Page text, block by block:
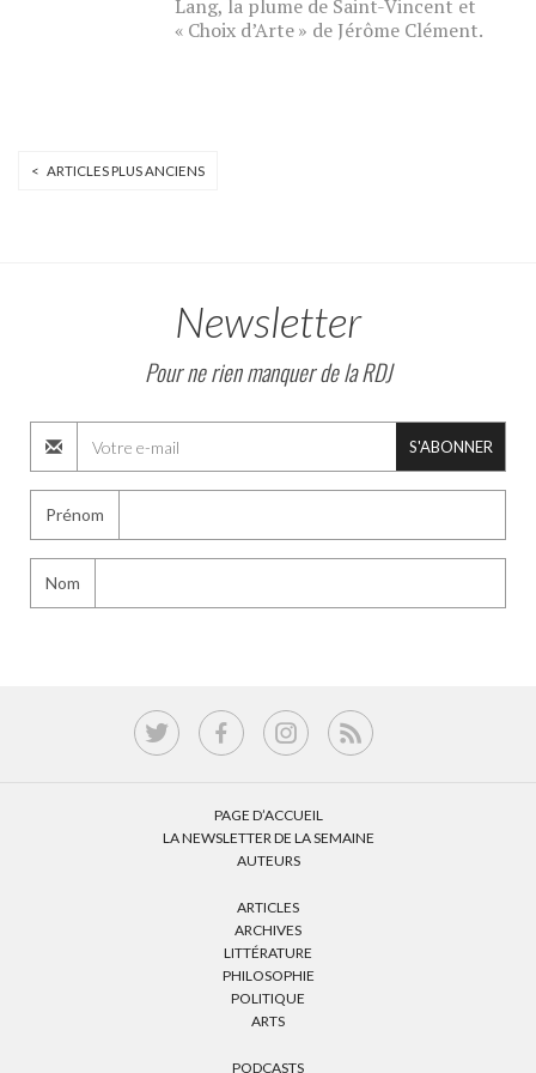
Lang, la plume de Saint-Vincent et
« Choix d’Arte » de Jérôme Clément.
< ARTICLES PLUS ANCIENS
Newsletter
Pour ne rien manquer de la RDJ
S'ABONNER
Prénom
Nom
PAGE D’ACCUEIL
LA NEWSLETTER DE LA SEMAINE
AUTEURS
ARTICLES
ARCHIVES
LITTÉRATURE
PHILOSOPHIE
POLITIQUE
ARTS
PODCASTS